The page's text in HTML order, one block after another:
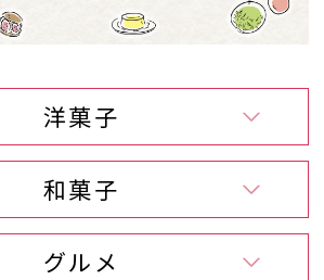
洋菓子
和菓子
グルメ